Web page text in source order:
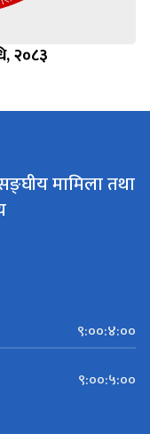
२०८३
मामिला तथा
९:००:४:००
९:००:५:००